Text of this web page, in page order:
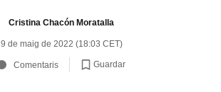
Cristina Chacón Moratalla
9 de maig de 2022 (18:03 CET)
Comentaris Guardar